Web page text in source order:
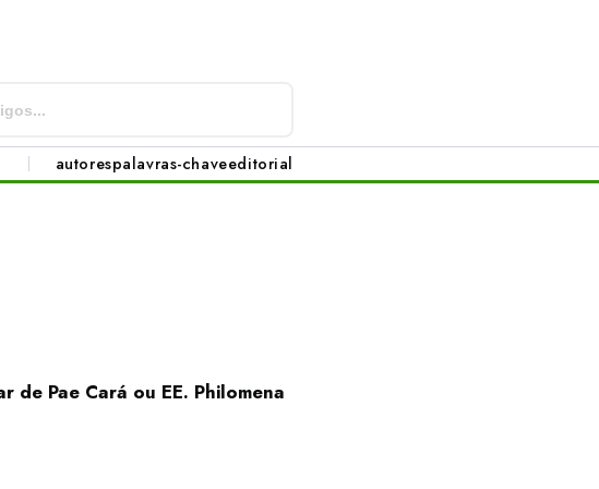
autorespalavras-chaveeditorial
Pae Cará ou EE. Philomena